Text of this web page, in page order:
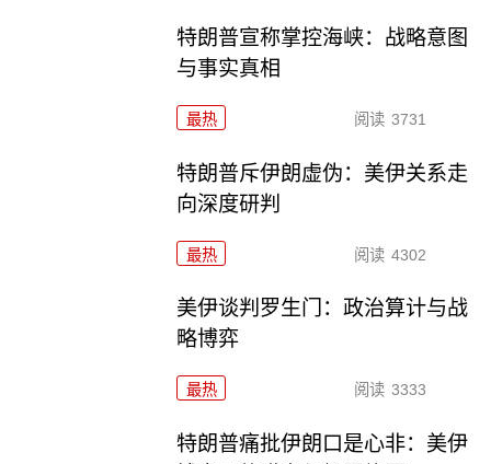
特朗普宣称掌控海峡：战略意图
与事实真相
最热 阅读 3731
特朗普斥伊朗虚伪：美伊关系走
向深度研判
最热 阅读 4302
美伊谈判罗生门：政治算计与战
略博弈
最热 阅读 3333
特朗普痛批伊朗口是心非：美伊